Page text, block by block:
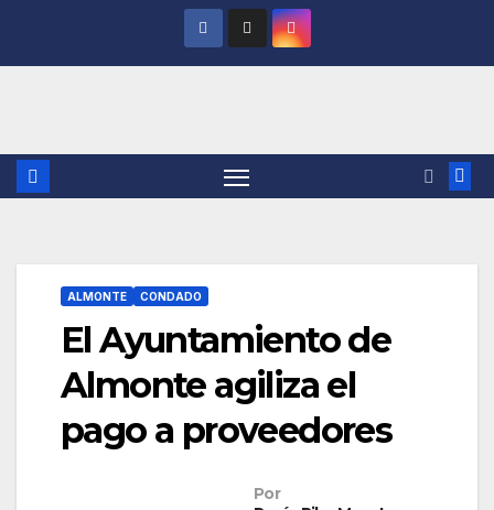
ALMONTE CONDADO
El Ayuntamiento de
Almonte agiliza el
pago a proveedores
Por